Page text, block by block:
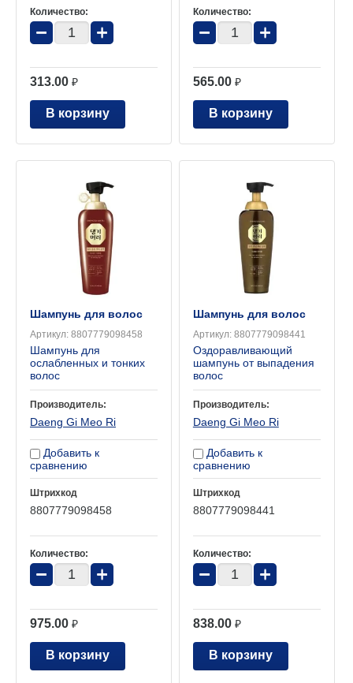
Количество:
− +
313.00 ₽
В корзину
Количество:
− +
565.00 ₽
В корзину
Шампунь для волос
Артикул: 8807779098458
Шампунь для
ослабленных и тонких
волос
Производитель:
Daeng Gi Meo Ri
Добавить к
сравнению
Штрихкод
8807779098458
Количество:
− +
975.00 ₽
В корзину
Шампунь для волос
Артикул:8807779098441
Оздоравливающий
шампунь от выпадения
волос
Производитель:
Daeng Gi Meo Ri
Добавить к
сравнению
Штрихкод
8807779098441
Количество:
− +
838.00 ₽
В корзину